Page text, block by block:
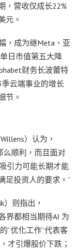
，营收仅成长22%
元。
，成为继Meta、亚
日市值第五大降
财务长波蕾特
季云端事业的增长
节。
）认为，
么顺利，而且面对
引力可能长期才能
足投资人的要求。”
）则指出，
界都相当期待AI 为
“优化工作”代表客
才引爆股价下跌；